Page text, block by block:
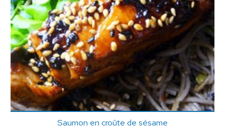
Saumon en croûte de sésame